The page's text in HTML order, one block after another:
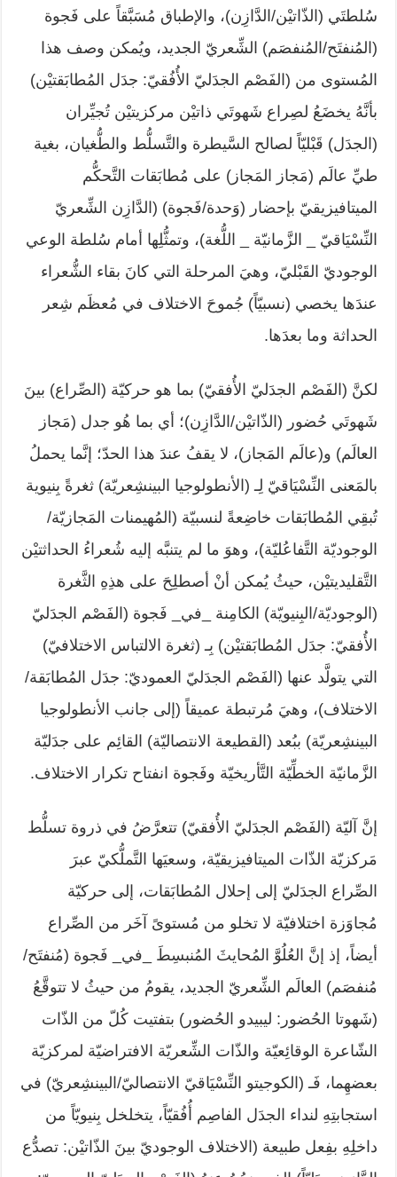
سُلطتَي (الذّاتيْن/الدَّازِن)، والإطباق مُسَبَّقاً على فَجوة
(المُنفتَح/المُنفصَم) الشِّعريّ الجديد، ويُمكن وصف هذا
المُستوى من (الفَصْم الجدَليّ الأُفُقيّ: جدَل المُطابَقتيْن)
بأنَّهُ يخضَعُ لصِراع شَهوتَي ذاتيْن مركزيتيْن تُجيِّران
(الجدَل) قَبْليّاً لصالح السَّيطرة والتَّسلُّط والطُّغيان، بغية
طيِّ عالَم (مَجاز المَجاز) على مُطابَقات التَّحكُّم
الميتافيزيقيّ بإحضار (وَحدة/فَجوة) (الدَّازِن الشِّعريّ
النِّسْيَاقيّ _ الزَّمانيّة _ اللُّغة)، وتمثُّلِها أمام سُلطة الوعي
الوجوديّ القَبْليّ، وهيَ المرحلة التي كانَ بقاء الشُّعراء
عندَها يخصي (نسبيّاً) جُموحَ الاختلاف في مُعظَم شِعر
الحداثة وما بعدَها.
لكنَّ (الفَصْم الجدَليّ الأُفقيّ) بما هو حركيّة (الصِّراع) بينَ
شَهوتَي حُضور (الذّاتيْن/الدَّازِن)؛ أي بما هُو جدل (مَجاز
العالَم) و(عالَم المَجاز)، لا يقفُ عندَ هذا الحدّ؛ إنَّما يحملُ
بالمَعنى النِّسْيَاقيّ لِـ (الأنطولوجيا البينشِعريّة) ثغرةً بِنيوية
تُبقِي المُطابَقات خاضِعةً لنسبيّة (المُهيمنات المَجازيّة/
الوجوديّة التَّفاعُليّة)، وهوَ ما لم يتنبَّه إليه شُعراءُ الحداثتيْن
التَّقليديتيْن، حيثُ يُمكن أنْ أصطلِحَ على هذِهِ الثَّغرة
(الوجوديّة/البِنيويّة) الكامِنة _في_ فَجوة (الفَصْم الجدَليّ
الأُفقيّ: جدَل المُطابَقتيْن) بِـ (ثغرة الالتباس الاختلافيّ)
التي يتولَّد عنها (الفَصْم الجدَليّ العموديّ: جدَل المُطابَقة/
الاختلاف)، وهيَ مُرتبطة عميقاً (إلى جانب الأنطولوجيا
البينشِعريّة) ببُعد (القطيعة الانتصاليّة) القائِم على جدَليّة
الزَّمانيّة الخطِّيّة التَّأريخيّة وفَجوة انفتاح تكرار الاختلاف.
إنَّ آليّة (الفَصْم الجدَليّ الأُفقيّ) تتعرَّضُ في ذروة تسلُّط
مَركزيّة الذّات الميتافيزيقيّة، وسعيَها التَّملُّكيّ عبرَ
الصِّراع الجدَليّ إلى إحلال المُطابَقات، إلى حركيّة
مُجاوَزة اختلافيّة لا تخلو من مُستوىً آخَر من الصِّراع
أيضاً، إذ إنَّ العُلُوَّ المُحايثَ المُنبسِطَ _في_ فَجوة (مُنفتَح/
مُنفصَم) العالَم الشِّعريّ الجديد، يقومُ من حيثُ لا تتوقَّعُ
(شَهوتا الحُضور: ليبيدو الحُضور) بتفتيت كُلّ من الذّات
الشّاعرة الوقائِعيّة والذّات الشِّعريّة الافتراضيّة لمركزيّة
بعضهِما، فَـ (الكوجيتو النِّسْيَاقيّ الانتصاليّ/البينشِعريّ) في
استجابتِهِ لنداء الجدَل الفاصِم أُفُقيّاً، يتخلخل بِنيويّاً من
داخلِهِ بفِعل طبيعة (الاختلاف الوجوديّ بينَ الذّاتيْن: تصدُّع